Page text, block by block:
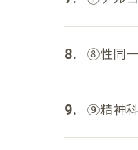
⑧性同一
⑨精神科